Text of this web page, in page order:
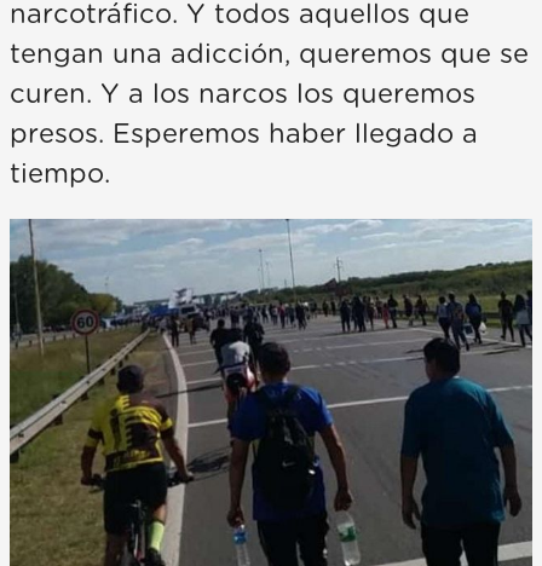
narcotráfico. Y todos aquellos que
tengan una adicción, queremos que se
curen. Y a los narcos los queremos
presos. Esperemos haber llegado a
tiempo.